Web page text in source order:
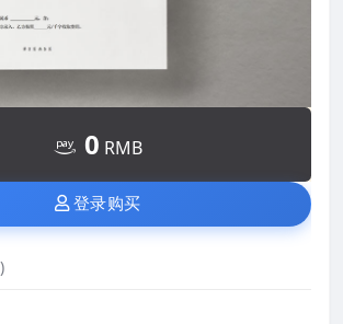
0 RMB
登录购买